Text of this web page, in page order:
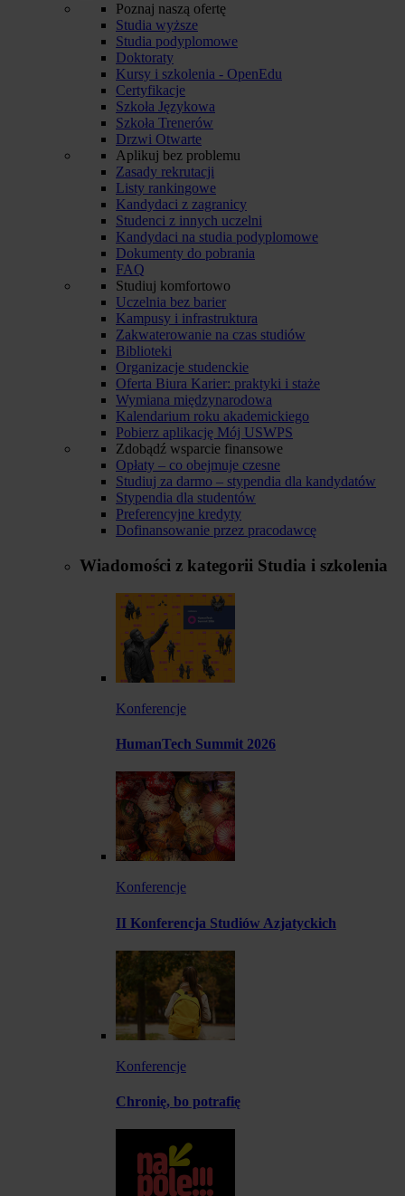
Poznaj naszą ofertę
Studia wyższe
Studia podyplomowe
Doktoraty
Kursy i szkolenia - OpenEdu
Certyfikacje
Szkoła Językowa
Szkoła Trenerów
Drzwi Otwarte
Aplikuj bez problemu
Zasady rekrutacji
Listy rankingowe
Kandydaci z zagranicy
Studenci z innych uczelni
Kandydaci na studia podyplomowe
Dokumenty do pobrania
FAQ
Studiuj komfortowo
Uczelnia bez barier
Kampusy i infrastruktura
Zakwaterowanie na czas studiów
Biblioteki
Organizacje studenckie
Oferta Biura Karier: praktyki i staże
Wymiana międzynarodowa
Kalendarium roku akademickiego
Pobierz aplikację Mój USWPS
Zdobądź wsparcie finansowe
Opłaty – co obejmuje czesne
Studiuj za darmo – stypendia dla kandydatów
Stypendia dla studentów
Preferencyjne kredyty
Dofinansowanie przez pracodawcę
Wiadomości z kategorii Studia i szkolenia
Konferencje
HumanTech Summit 2026
Konferencje
II Konferencja Studiów Azjatyckich
Konferencje
Chronię, bo potrafię